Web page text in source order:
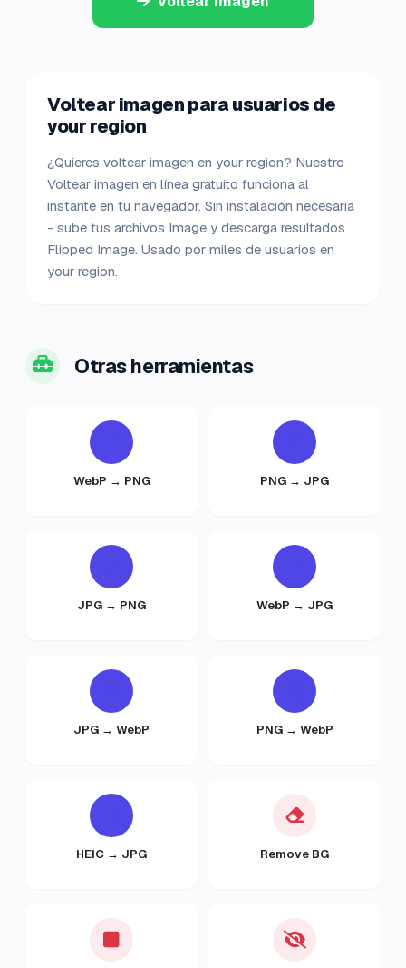
Voltear imagen para usuarios de
your region
¿Quieres voltear imagen en your region? Nuestro
Voltear imagen en línea gratuito funciona al
instante en tu navegador. Sin instalación necesaria
- sube tus archivos Image y descarga resultados
Flipped Image. Usado por miles de usuarios en
your region.
Otras herramientas
WebP → PNG PNG → JPG
JPG → PNG WebP → JPG
JPG → WebP PNG → WebP
HEIC → JPG Remove BG